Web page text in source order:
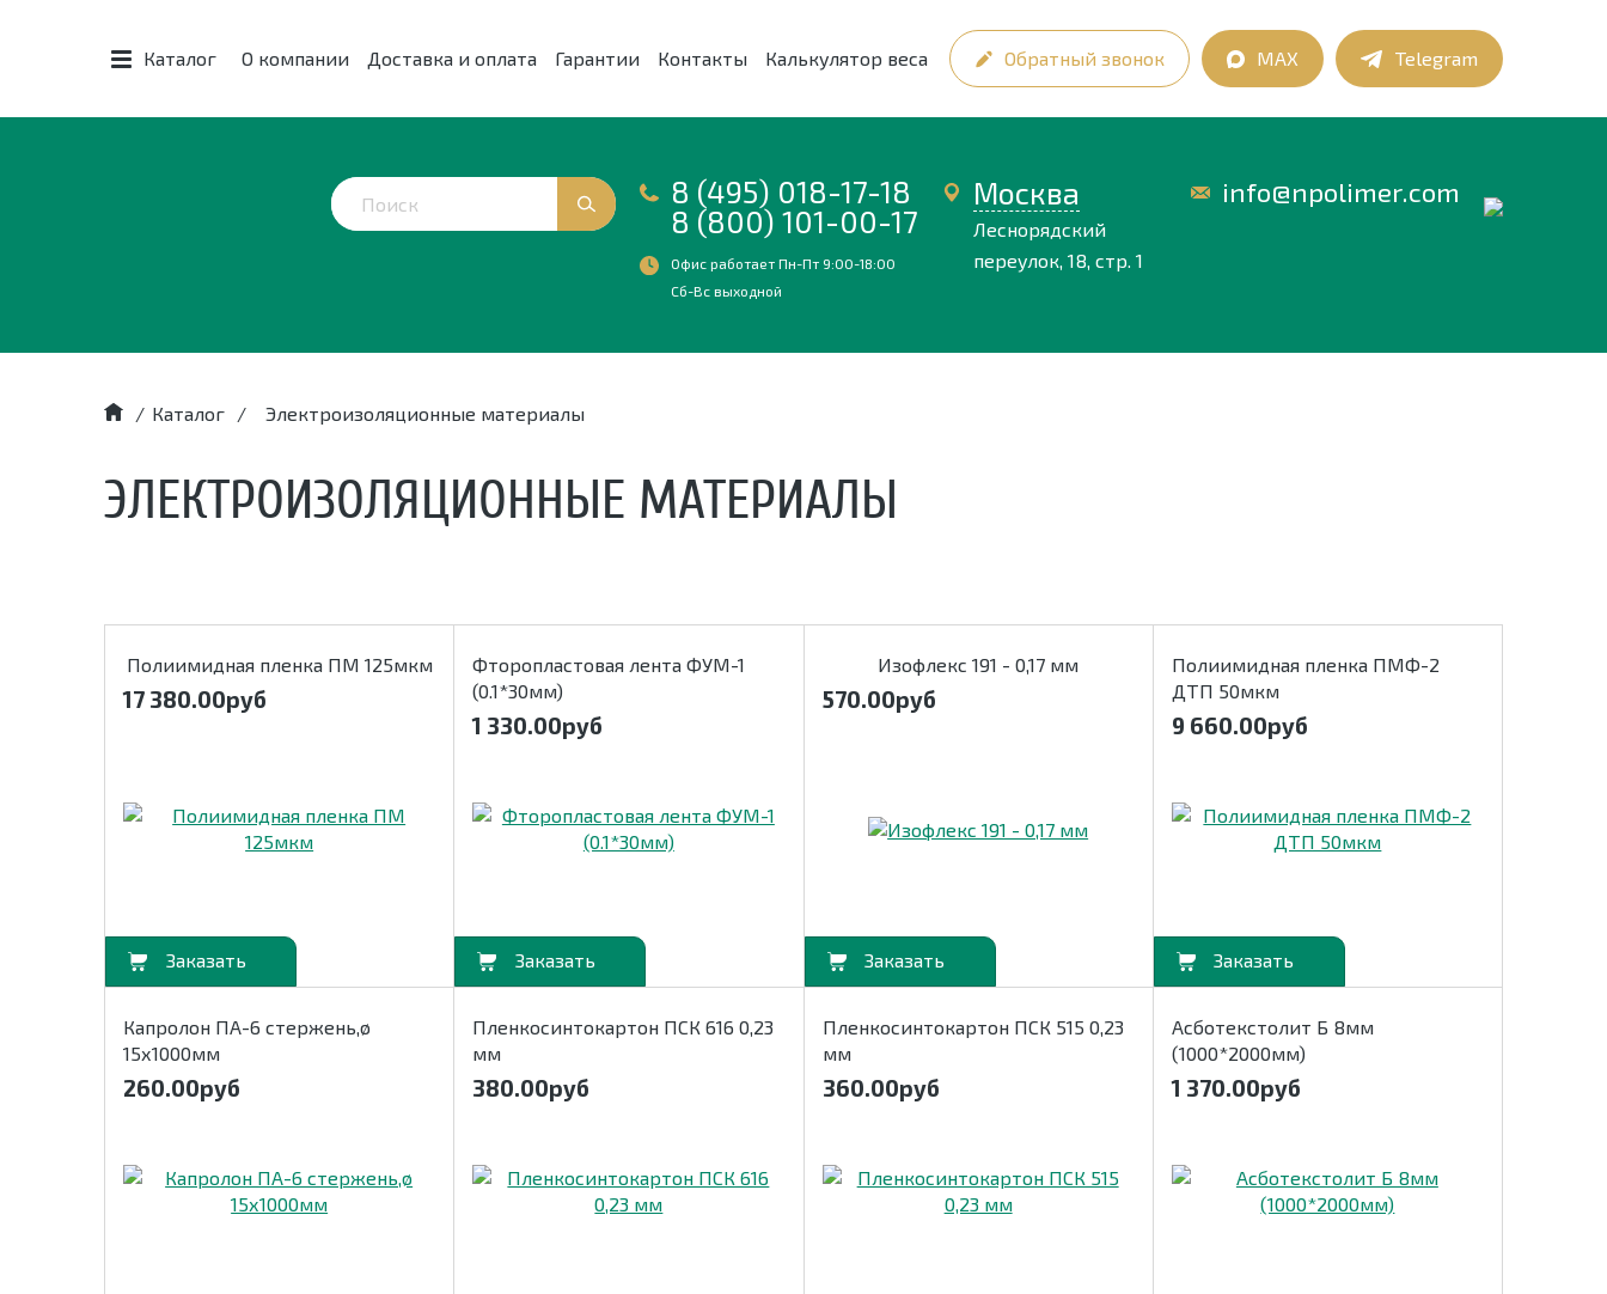
Каталог О компании Доставка и оплата Гарантии Контакты Калькулятор веса Обратный звонок MAX Telegram
8 (495) 018-17-18
8 (800) 101-00-17
Офис работает Пн-Пт 9:00-18:00
Сб-Вс выходной
Москва
Леснорядский
переулок, 18, стр. 1
info@npolimer.com
/ Каталог / Электроизоляционные материалы
ЭЛЕКТРОИЗОЛЯЦИОННЫЕ МАТЕРИАЛЫ
Полиимидная пленка ПМ 125мкм
17 380.00руб
В корзину
Фторопластовая лента ФУМ-1
(0.1*30мм)
1 330.00руб
В корзину
Изофлекс 191 - 0,17 мм
570.00руб
В корзину
Полиимидная пленка ПМФ-2
ДТП 50мкм
9 660.00руб
В корзину
Капролон ПА-6 стержень,ø
15х1000мм
260.00руб
Пленкосинтокартон ПСК 616 0,23
мм
380.00руб
Пленкосинтокартон ПСК 515 0,23
мм
360.00руб
Асботекстолит Б 8мм
(1000*2000мм)
1 370.00руб